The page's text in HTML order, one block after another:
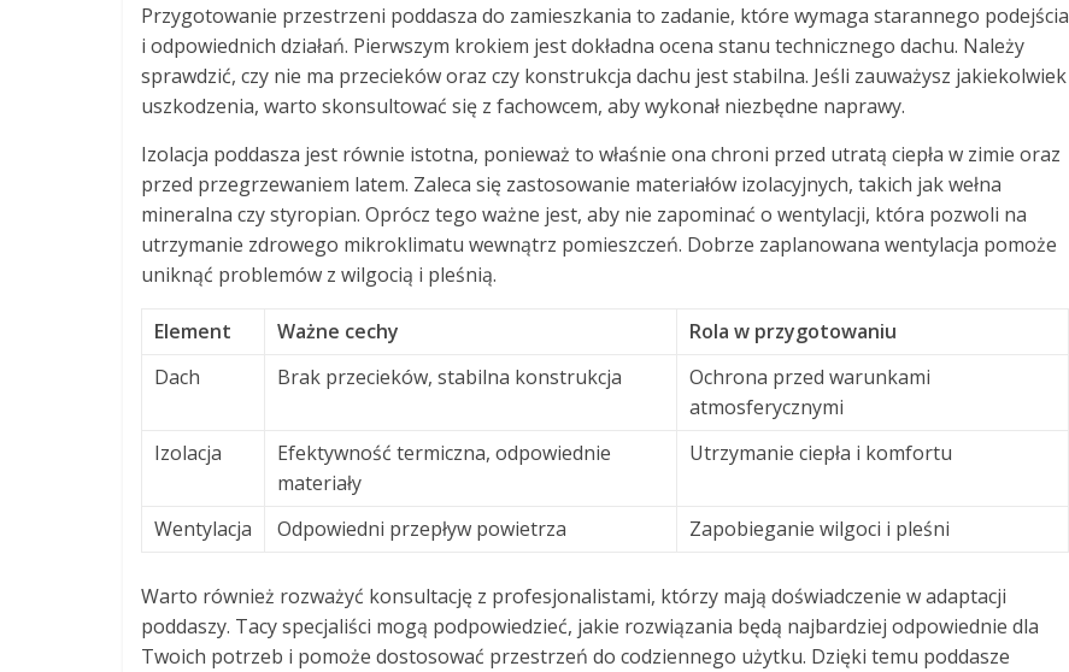
Przygotowanie przestrzeni poddasza do zamieszkania to zadanie, które wymaga starannego podejścia
i odpowiednich działań. Pierwszym krokiem jest dokładna ocena stanu technicznego dachu. Należy
sprawdzić, czy nie ma przecieków oraz czy konstrukcja dachu jest stabilna. Jeśli zauważysz jakiekolwiek
uszkodzenia, warto skonsultować się z fachowcem, aby wykonał niezbędne naprawy.
Izolacja poddasza jest równie istotna, ponieważ to właśnie ona chroni przed utratą ciepła w zimie oraz
przed przegrzewaniem latem. Zaleca się zastosowanie materiałów izolacyjnych, takich jak wełna
mineralna czy styropian. Oprócz tego ważne jest, aby nie zapominać o wentylacji, która pozwoli na
utrzymanie zdrowego mikroklimatu wewnątrz pomieszczeń. Dobrze zaplanowana wentylacja pomoże
uniknąć problemów z wilgocią i pleśnią.
Element Ważne cechy
Rola w przygotowaniu
Dach
Brak przecieków, stabilna konstrukcja
Ochrona przed warunkami
atmosferycznymi
Izolacja
Efektywność termiczna, odpowiednie
materiały
Utrzymanie ciepła i komfortu
Wentylacja Odpowiedni przepływ powietrza Zapobieganie wilgoci i pleśni
Warto również rozważyć konsultację z profesjonalistami, którzy mają doświadczenie w adaptacji
poddaszy. Tacy specjaliści mogą podpowiedzieć, jakie rozwiązania będą najbardziej odpowiednie dla
Twoich potrzeb i pomoże dostosować przestrzeń do codziennego użytku. Dzięki temu poddasze